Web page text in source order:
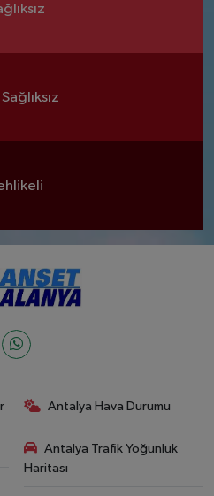
Antalya Hava Durumu
Antalya Trafik Yoğunluk
Haritası